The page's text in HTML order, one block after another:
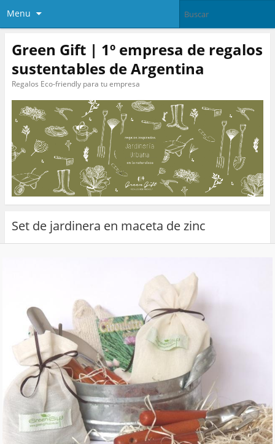
Menu
Green Gift | 1º empresa de regalos
sustentables de Argentina
Regalos Eco-friendly para tu empresa
Set de jardinera en maceta de zinc